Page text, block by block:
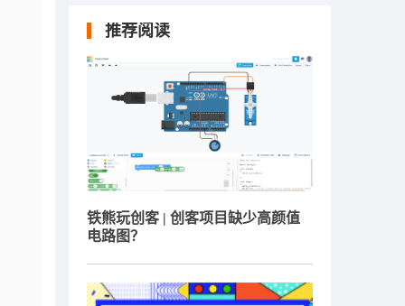
推荐阅读
铁熊玩创客 | 创客项目缺少高颜值
电路图？